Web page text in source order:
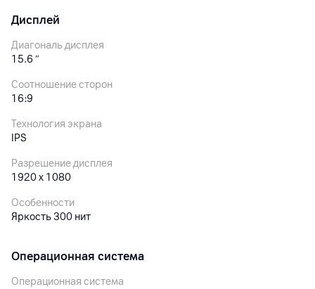
Дисплей
Диагональ дисплея
15.6 ″
Соотношение сторон
16:9
Технология экрана
IPS
Разрешение дисплея
1920 x 1080
Особенности
Яркость 300 нит
Операционная система
Операционная система